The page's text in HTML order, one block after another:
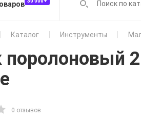
Каталог Инструменты
поролоновый
0 отзывов